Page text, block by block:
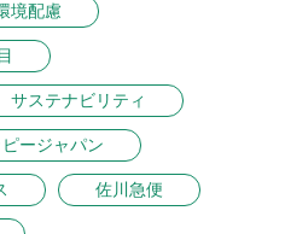
境配慮
サステナビリティ
ージャパン
佐川急便